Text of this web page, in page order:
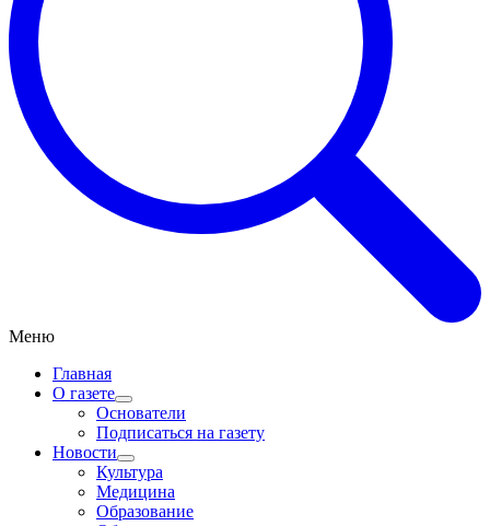
Меню
Главная
О газете
Основатели
Подписаться на газету
Новости
Культура
Медицина
Образование